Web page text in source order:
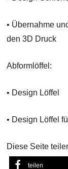
• Übernahme
den 3D Druck
Abformlöffel:
• Design Löffel
• Design Löffel
Diese Seite
teilen